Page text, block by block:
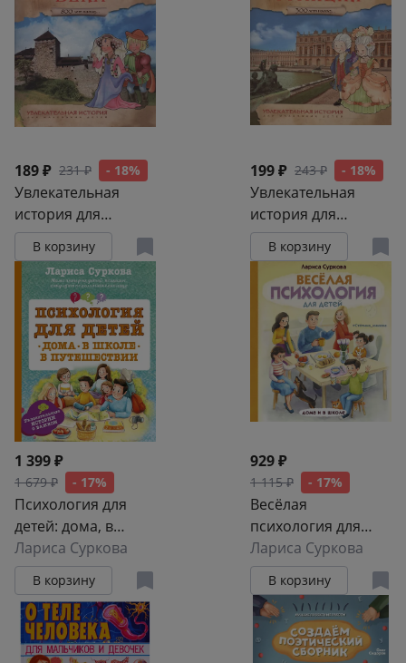
189 ₽ 231 ₽ - 18%
Увлекательная
история для
маленьких детей.
Средние века
В корзину
199 ₽ 243 ₽ - 18%
Увлекательная
история для
маленьких детей.
Королевская
Франция
В корзину
1 399 ₽
1 679 ₽ - 17%
Психология для
детей: дома, в
школе, в
путешествии
Лариса Суркова
В корзину
929 ₽
1 115 ₽ - 17%
Весёлая
психология для
детей: дома и в
школе
Лариса Суркова
В корзину